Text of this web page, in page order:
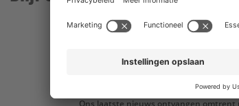
Met verwarmingskabel:
Nom. diameter: DN 32
Uitzettingscoëfficiënt: